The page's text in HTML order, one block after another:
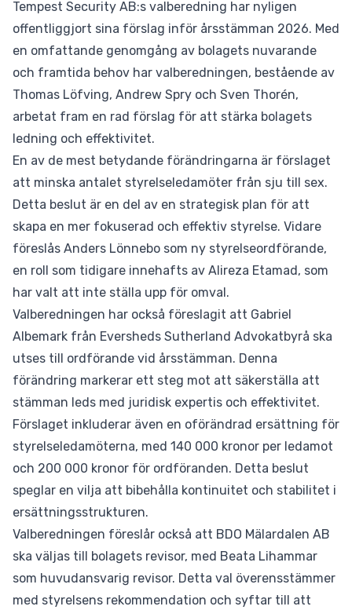
Tempest Security AB:s valberedning har nyligen
offentliggjort sina förslag inför årsstämman 2026. Med
en omfattande genomgång av bolagets nuvarande
och framtida behov har valberedningen, bestående av
Thomas Löfving, Andrew Spry och Sven Thorén,
arbetat fram en rad förslag för att stärka bolagets
ledning och effektivitet.
En av de mest betydande förändringarna är förslaget
att minska antalet styrelseledamöter från sju till sex.
Detta beslut är en del av en strategisk plan för att
skapa en mer fokuserad och effektiv styrelse. Vidare
föreslås Anders Lönnebo som ny styrelseordförande,
en roll som tidigare innehafts av Alireza Etamad, som
har valt att inte ställa upp för omval.
Valberedningen har också föreslagit att Gabriel
Albemark från Eversheds Sutherland Advokatbyrå ska
utses till ordförande vid årsstämman. Denna
förändring markerar ett steg mot att säkerställa att
stämman leds med juridisk expertis och effektivitet.
Förslaget inkluderar även en oförändrad ersättning för
styrelseledamöterna, med 140 000 kronor per ledamot
och 200 000 kronor för ordföranden. Detta beslut
speglar en vilja att bibehålla kontinuitet och stabilitet i
ersättningsstrukturen.
Valberedningen föreslår också att BDO Mälardalen AB
ska väljas till bolagets revisor, med Beata Lihammar
som huvudansvarig revisor. Detta val överensstämmer
med styrelsens rekommendation och syftar till att